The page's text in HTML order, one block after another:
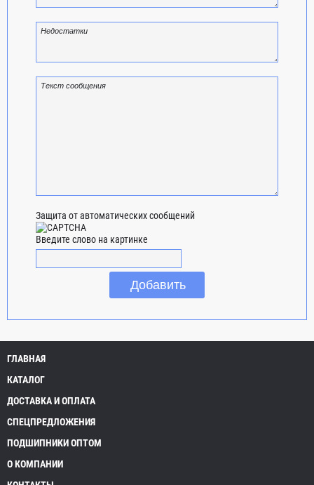
Защита от автоматических сообщений
Введите слово на картинке
ГЛАВНАЯ
КАТАЛОГ
ДОСТАВКА И ОПЛАТА
СПЕЦПРЕДЛОЖЕНИЯ
ПОДШИПНИКИ ОПТОМ
О КОМПАНИИ